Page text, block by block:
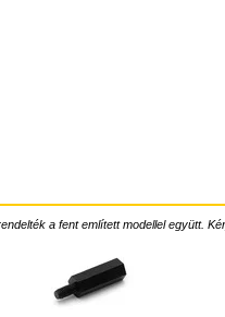
a fent említett modellel együtt.